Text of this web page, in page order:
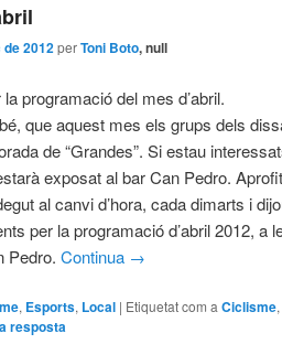
2012 perToni Boto, null
programació del mes d’abril.
que aquest mes els grups dels
de “Grandes”. Si estau
exposat al bar Can Pedro.
al canvi d’hora, cada dimarts i
per la programació d’abril 2012, a
Pedro.Continua →
, Esports, Local | Etiquetat com a Ciclisme
resposta